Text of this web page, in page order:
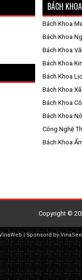
BÁCH
Bách Khoa
Bách Khoa
Bách Khoa
Bách Khoa
Bách Khoa
Bách Khoa
Bách Khoa
Bách Khoa
Công Nghệ
Bách Khoa
Copyright ©
| Sponsord by